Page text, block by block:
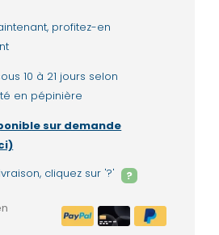
profitez-en
10 à 21 jours selon
en pépinière
sur demande
cliquez sur '?'
?